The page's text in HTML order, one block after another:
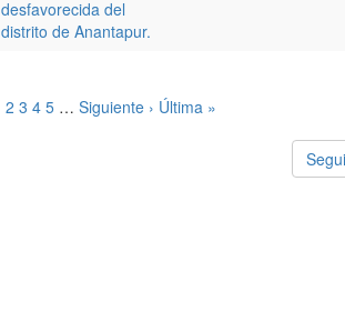
desfavorecida del
distrito de Anantapur.
2 3 4 5 … Siguiente › Última »